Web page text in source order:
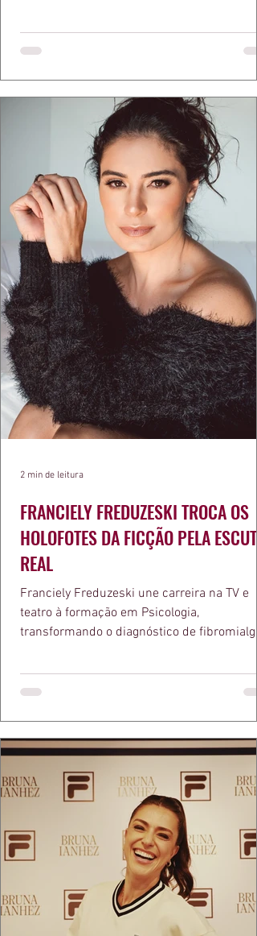
a apresentadora e influenciadora Juliana
defende há tempos, o de que moda
estruturas geométricas, volumes
aquele concreto aparente típico da
arquitetura paulistana em peças de vestir,
FRANCIELY FREDUZESKI TROCA OS
HOLOFOTES DA FICÇÃO PELA ESCUTA
REAL
Franciely Freduzeski une carreira na TV e
teatro à formação em Psicologia,
transformando o diagnóstico de fibromialgia
medalha Chiquinha Gonzaga.
2 min de leitura